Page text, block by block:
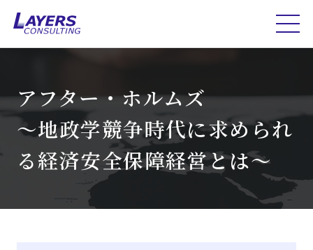
アフター・ホルムズ
～地政学競争時代に求められ
る経済安全保障経営とは～